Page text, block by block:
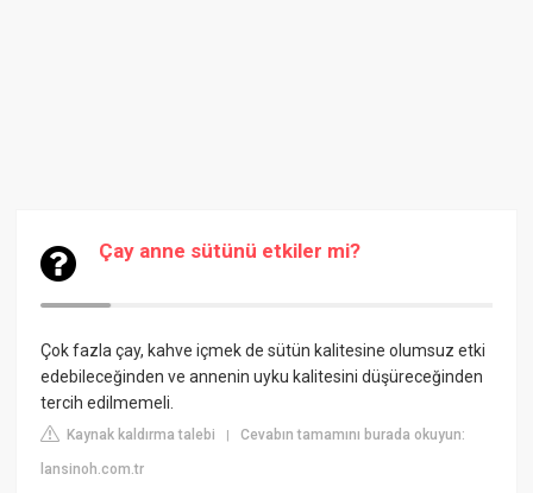
Çay anne sütünü etkiler mi?
Çok fazla çay, kahve içmek de sütün kalitesine olumsuz etki
edebileceğinden ve annenin uyku kalitesini düşüreceğinden
tercih edilmemeli.
Kaynak kaldırma talebi |Cevabın tamamını burada okuyun:
lansinoh.com.tr